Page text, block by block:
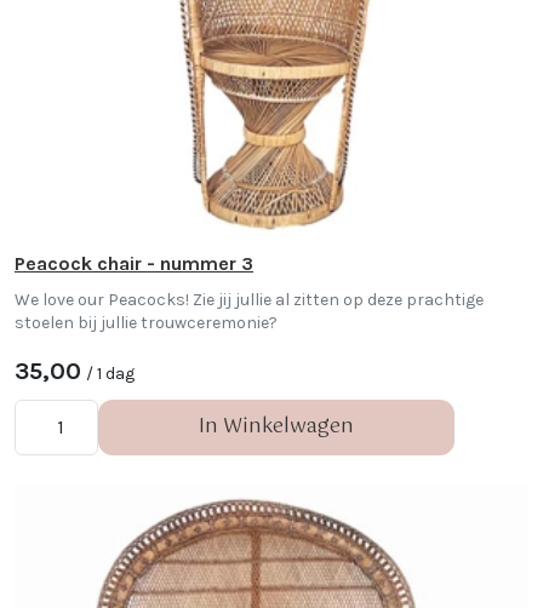
Peacock chair - nummer 3
We love our Peacocks! Zie jij jullie al zitten op deze prachtige
stoelen bij jullie trouwceremonie?
35,00 / 1 dag
In Winkelwagen